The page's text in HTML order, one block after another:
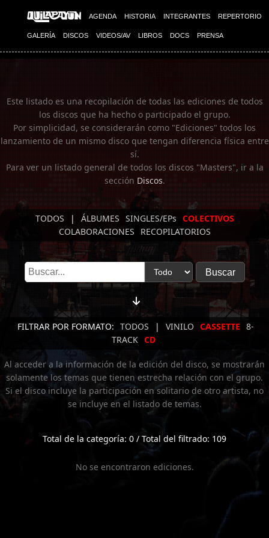
AGENDA HISTORIA INTEGRANTES REPERTORIO
GALERÍA DISCOS VIDEOS/AV LIBROS DOCS PRENSA
Imagen 01
Este listado es una recopilación de todas las ediciones de todos
los discos que ha hecho o participado el grupo.
Por simplicidad, se considerarán como "Ediciones" todos los
lanzamiento de un mismo disco que tengan diferencia física entre
sí.
Para ver un listado general de todos los discos "Masters", ir a la
secciónDiscos.
TODOS | ÁLBUMES SINGLES/EPs COLECTIVOS
COLABORACIONES
RECOPILATORIOS
FILTRAR POR FORMATO: TODOS | VINILO CASSETTE 8-
TRACK CD
Al acceder a la información de la edición del disco, se mostrarán
solamente los temas que tienen estrecha relación con el grupo.
Si el disco incluye la participación en solitario de otro artista, no
se incluye en el listado de temas.
Total de la categoría: 0 / Total del filtrado: 109
No se encontraron ediciones.